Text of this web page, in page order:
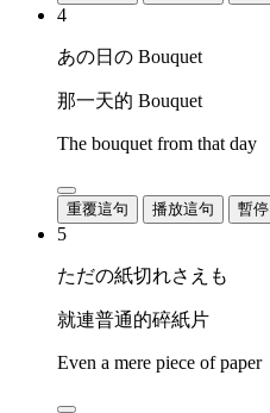
4
あの日の Bouquet
那一天的 Bouquet
The bouquet from that day
重覆這句 播放這句 暫停
5
ただの紙切れさえも
就連普通的碎紙片
Even a mere piece of paper